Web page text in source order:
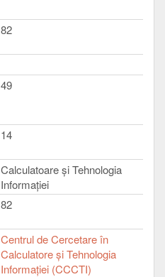
82
49
14
Calculatoare şi Tehnologia
Informaţiei
82
Centrul de Cercetare în
Calculatore şi Tehnologia
Informaţiei (CCCTI)